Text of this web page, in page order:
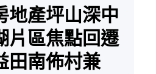
地產坪山深中
片區焦點回遷
田南佈村兼